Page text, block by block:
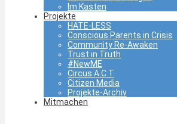
Im Kasten
Projekte
HATE-LESS
Conscious Parents in Crisis
Community Re-Awaken
Trust in Truth
#NewME
Circus A.C.T
Citizen Media
Projekte-Archiv
Mitmachen